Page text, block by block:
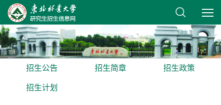
招生公告 招生简章 招生政策
招生计划